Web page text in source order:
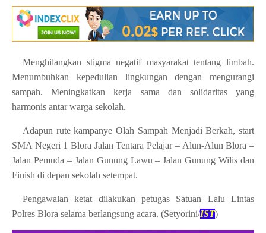
Menghilangkan stigma negatif masyarakat tentang limbah.
Menumbuhkan kepedulian lingkungan dengan mengurangi
sampah. Meningkatkan kerja sama dan solidaritas yang
harmonis antar warga sekolah.
Adapun rute kampanye Olah Sampah Menjadi Berkah, start
SMA Negeri 1 Blora Jalan Tentara Pelajar – Alun-Alun Blora –
Jalan Pemuda – Jalan Gunung Lawu – Jalan Gunung Wilis dan
Finish di depan sekolah setempat.
Pengawalan ketat dilakukan petugas Satuan Lalu Lintas
Polres Blora selama berlangsung acara. (Setyorini/IST)